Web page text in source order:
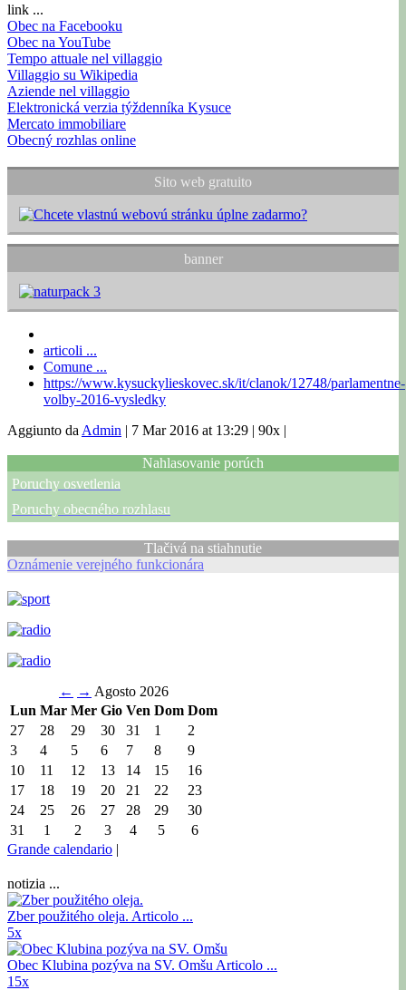
link ...
Obec na Facebooku
Obec na YouTube
Tempo attuale nel villaggio
Villaggio su Wikipedia
Aziende nel villaggio
Elektronická verzia týždenníka Kysuce
Mercato immobiliare
Obecný rozhlas online
Sito web gratuito
banner
articoli ...
Comune ...
https://www.kysuckylieskovec.sk/it/clanok/12748/parlamentne-
volby-2016-vysledky
Aggiunto da Admin | 7 Mar 2016 at 13:29 | 90x |
Nahlasovanie porúch
Poruchy osvetlenia
Poruchy obecného rozhlasu
Tlačivá na stiahnutie
Oznámenie verejného funkcionára
← → Agosto 2026
Lun Mar Mer Gio Ven Dom Dom
27
28 29 30 31 1
2
3
4 5 6 7 8
9
10
11 12 13 14 15
16
17
18 19 20 21 22
23
24
25 26 27 28 29
30
31
1 2 3 4 5
6
Grande calendario |
notizia ...
Zber použitého oleja. Articolo ...
5x
Obec Klubina pozýva na SV. Omšu Articolo ...
15x